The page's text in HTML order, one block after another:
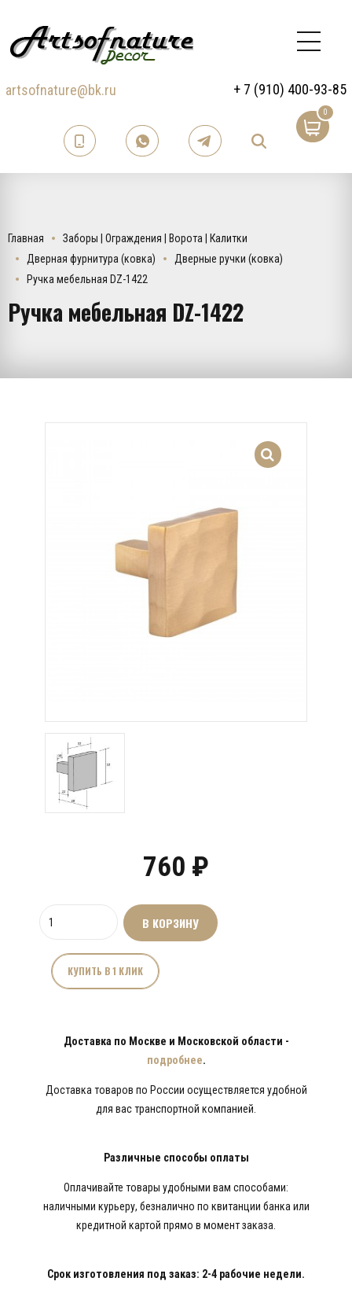
artsofnature@bk.ru + 7 (910) 400-93-85
0
Главная
Заборы | Ограждения | Ворота | Калитки
Дверная фурнитура (ковка)
Дверные ручки (ковка)
Ручка мебельная DZ-1422
Ручка мебельная DZ-1422
760 ₽
Количество
Ручка
мебельная
DZ-
В КОРЗИНУ
КУПИТЬ В 1 КЛИК
Доставка по Москве и Московской области -
подробнее.
Доставка товаров по России осуществляется удобной
для вас транспортной компанией.
Различные способы оплаты
Оплачивайте товары удобными вам способами:
наличными курьеру, безналично по квитанции банка или
кредитной картой прямо в момент заказа.
Срок изготовления под заказ: 2-4 рабочие недели.